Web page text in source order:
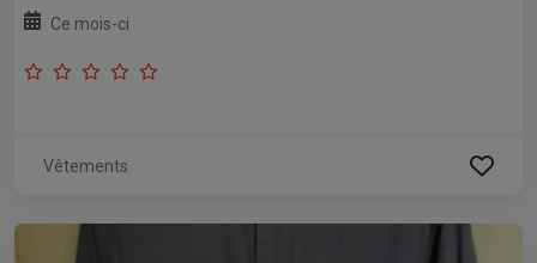
Ce mois-ci
Vêtements